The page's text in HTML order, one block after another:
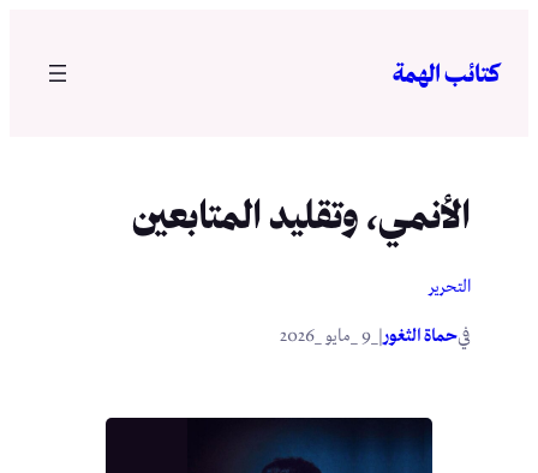
المحتوى
كتائب الهمة
الأنمي، وتقليد المتابعين
التحرير
فيحماة الثغور